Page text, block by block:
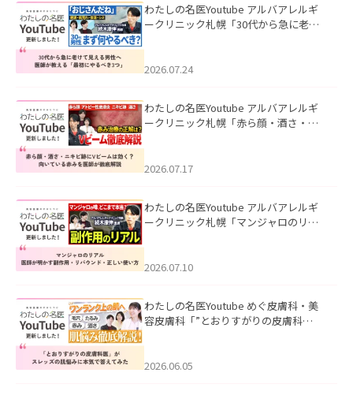
わたしの名医Youtube アルバアレルギ
ークリニック札幌「30代から急に老け
た。
2026.07.24
わたしの名医Youtube アルバアレルギ
ークリニック札幌「赤ら顔・酒さ・ニ
した。
2026.07.17
わたしの名医Youtube アルバアレルギ
ークリニック札幌「マンジャロのリア
た。
2026.07.10
わたしの名医Youtube めぐ皮膚科・美
容皮膚科「”とおりすがりの皮膚科
2026.06.05